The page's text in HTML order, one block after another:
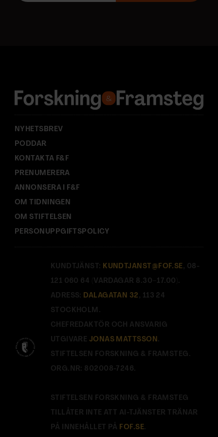
s
:
NYHETSBREV
PODDAR
KONTAKTA F&F
PRENUMERERA
ANNONSERA I F&F
OM TIDNINGEN
OM STIFTELSEN
PERSONUPPGIFTSPOLICY
KUNDTJÄNST: KUNDTJANST@FOF.SE , 08-
121 060 64 (VARDAGAR 8.30–17.00).
ADRESS: DALAGATAN 32 , 113 24
STOCKHOLM.
CHEFREDAKTÖR OCH ANSVARIG
UTGIVARE JONAS MATTSSON .
STIFTELSEN FORSKNING & FRAMSTEG.
ORG.NR: 802008-7246.
STIFTELSEN FORSKNING & FRAMSTEG
TILLÅTER INTE ATT AI-TJÄNSTER TRÄNAR
PÅ INNEHÅLLET PÅ FOF.SE.